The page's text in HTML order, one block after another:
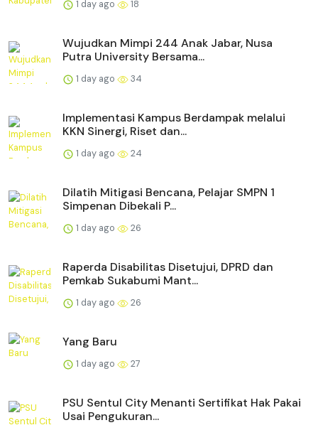
1 day ago 18
Wujudkan Mimpi 244 Anak Jabar, Nusa
Putra University Bersama...
1 day ago 34
Implementasi Kampus Berdampak melalui
KKN Sinergi, Riset dan...
1 day ago 24
Dilatih Mitigasi Bencana, Pelajar SMPN 1
Simpenan Dibekali P...
1 day ago 26
Raperda Disabilitas Disetujui, DPRD dan
Pemkab Sukabumi Mant...
1 day ago 26
Yang Baru
1 day ago 27
PSU Sentul City Menanti Sertifikat Hak Pakai
Usai Pengukuran...